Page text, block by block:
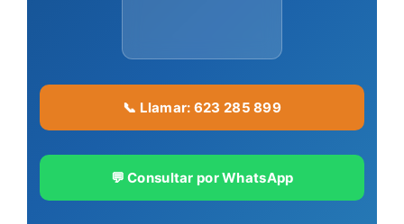
📞 Llamar: 623 285 899
💬 Consultar por WhatsApp